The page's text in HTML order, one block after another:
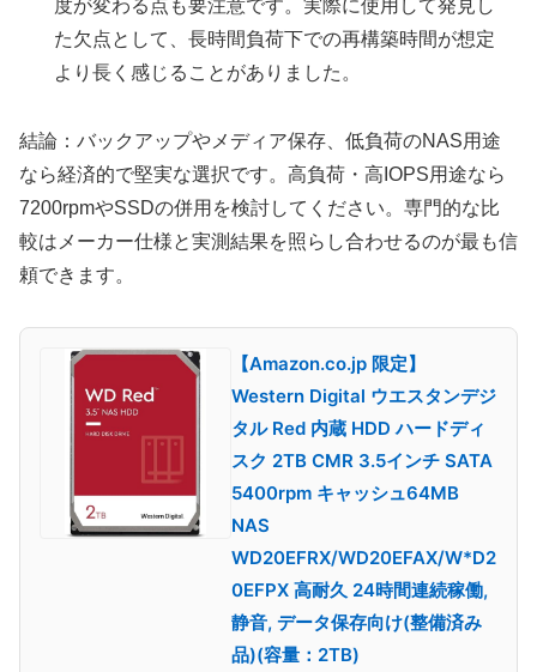
度が変わる点も要注意です。実際に使用して発見し
た欠点として、長時間負荷下での再構築時間が想定
より長く感じることがありました。
結論：バックアップやメディア保存、低負荷のNAS用途
なら経済的で堅実な選択です。高負荷・高IOPS用途なら
7200rpmやSSDの併用を検討してください。専門的な比
較はメーカー仕様と実測結果を照らし合わせるのが最も信
頼できます。
【Amazon.co.jp 限定】
Western Digital ウエスタンデジ
タル Red 内蔵 HDD ハードディ
スク 2TB CMR 3.5インチ SATA
5400rpm キャッシュ64MB
NAS
WD20EFRX/WD20EFAX/W*D2
0EFPX 高耐久 24時間連続稼働,
静音, データ保存向け(整備済み
品)(容量：2TB)